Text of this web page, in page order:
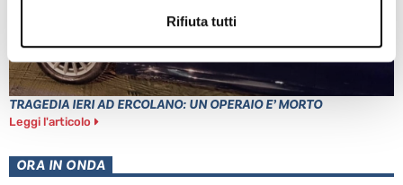
Rifiuta tutti
TRAGEDIA IERI AD ERCOLANO: UN OPERAIO E’ MORTO
Leggi l'articolo
ORA IN ONDA